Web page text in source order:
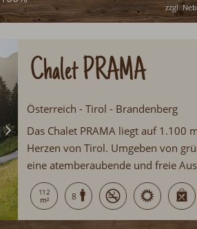
zzgl.
Chalet PRAMA
Österreich - Tirol - Brandenberg
Das Chalet PRAMA liegt auf 1.100
Herzen von Tirol. Umgeben von
eine atemberaubende und freie
Karwendel. Weit weg vom Trubel
unberührte Natur.
112 8